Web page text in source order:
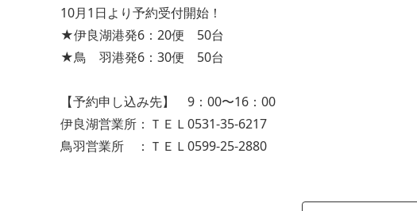
10月1日より予約受付開始！
★伊良湖港発6：20便 50台
★鳥 羽港発6：30便 50台
【予約申し込み先】 9：00〜16：00
伊良湖営業所：ＴＥＬ0531-35-6217
鳥羽営業所 ：ＴＥＬ0599-25-2880